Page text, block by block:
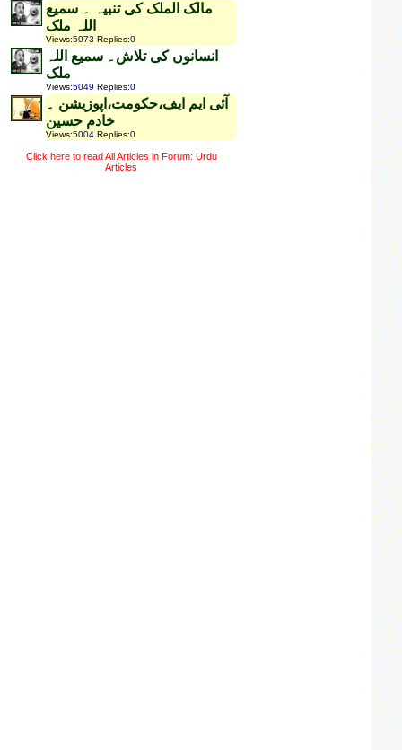
مالک الملک کی تنبیہ ۔ سمیع
اللہ ملک
Views:5073 Replies:0
انسانوں کی تلاش۔ سمیع اللہ
ملک
Views:5049 Replies:0
آئی ایم ایف،حکومت،اپوزیشن ۔
خادم حسین
Views:5004 Replies:0
Click here to read All Articles in Forum: Urdu
Articles